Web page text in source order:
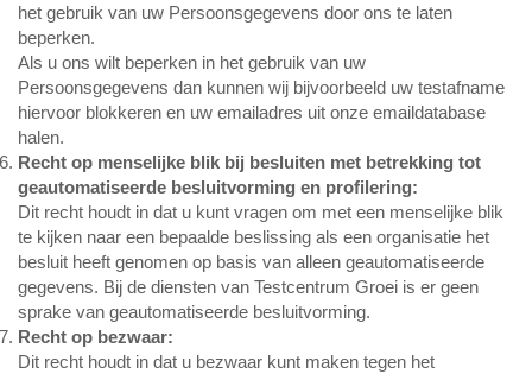
het gebruik van uw Persoonsgegevens door ons te laten
beperken.
Als u ons wilt beperken in het gebruik van uw
Persoonsgegevens dan kunnen wij bijvoorbeeld uw testafname
hiervoor blokkeren en uw emailadres uit onze emaildatabase
halen.
Recht op menselijke blik bij besluiten met betrekking tot
geautomatiseerde besluitvorming en profilering:
Dit recht houdt in dat u kunt vragen om met een menselijke blik
te kijken naar een bepaalde beslissing als een organisatie het
besluit heeft genomen op basis van alleen geautomatiseerde
gegevens. Bij de diensten van Testcentrum Groei is er geen
sprake van geautomatiseerde besluitvorming.
Recht op bezwaar:
Dit recht houdt in dat u bezwaar kunt maken tegen het